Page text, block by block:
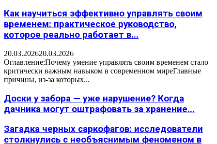
Как научиться эффективно управлять своим
временем: практическое руководство,
которое реально работает в...
20.03.202620.03.2026
Оглавление:Почему умение управлять своим временем стало
критически важным навыком в современном миреГлавные
причины, из-за которых...
Доски у забора — уже нарушение? Когда
дачника могут оштрафовать за хранение...
Загадка черных саркофагов: исследователи
столкнулись с необъяснимым феноменом в